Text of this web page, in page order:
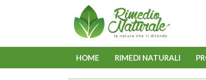
HOME RIMEDI NATURALI